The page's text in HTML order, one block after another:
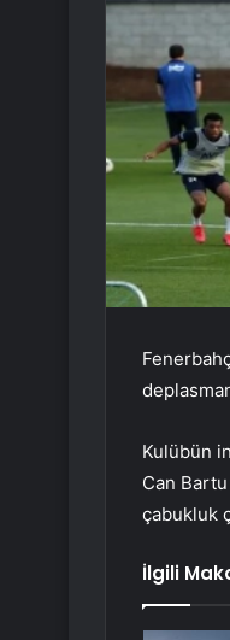
Kulübün
Can
çabukluk
İlgili